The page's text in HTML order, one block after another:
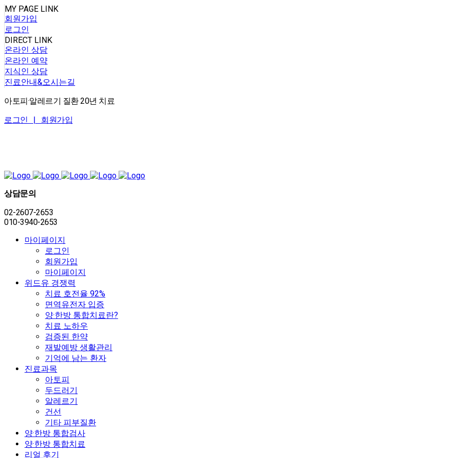
MY PAGE LINK
회원가입
로그인
DIRECT LINK
온라인 상담
온라인 예약
지식인 상담
진료안내&오시는길
아토피·알레르기 질환 20년 치료
로그인 | 회원가입
상담문의
02-2607-2653
010-3940-2653
마이페이지
로그인
회원가입
마이페이지
위드유 경쟁력
치료 호전율 92%
면역유전자 입증
양·한방 통합치료란?
치료 노하우
검증된 한약
재발예방 생활관리
기억에 남는 환자
진료과목
아토피
두드러기
알레르기
건선
기타 피부질환
양·한방 통합검사
양·한방 통합치료
리얼 후기